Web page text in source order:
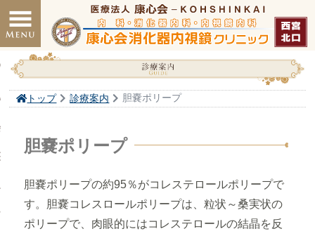
つ
ついて
ク医師紹介
方へ
閉じる
トップ 診療案内 胆嚢ポリープ
胆嚢ポリープ
胆嚢ポリープの約95％がコレステロールポリープで
す。胆嚢コレスロールポリープは、粒状～桑実状の
ポリープで、肉眼的にはコレステロールの結晶を反